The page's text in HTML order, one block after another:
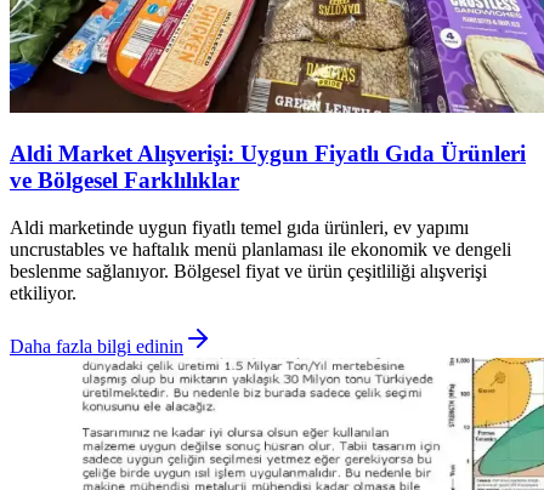
Aldi Market Alışverişi: Uygun Fiyatlı Gıda Ürünleri
ve Bölgesel Farklılıklar
Aldi marketinde uygun fiyatlı temel gıda ürünleri, ev yapımı
uncrustables ve haftalık menü planlaması ile ekonomik ve dengeli
beslenme sağlanıyor. Bölgesel fiyat ve ürün çeşitliliği alışverişi
etkiliyor.
Daha fazla bilgi edinin